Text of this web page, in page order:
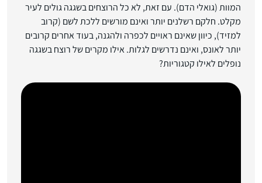
המוות (גואלי הדם). עם זאת, לא כל הרוצחים בשגגה גולים לעיר
מקלט. חלקם רשלנים יותר ואינם מורשים ללכת לשם (קרוב
למזיד), כיוון שאינם ראויים לכפרה ולהגנה, בעוד אחרים קרובים
יותר לאונס, ואינם נדרשים לגלות. אילו מקרים של רוצח בשגגה
נופלים לאילו קטגוריות?